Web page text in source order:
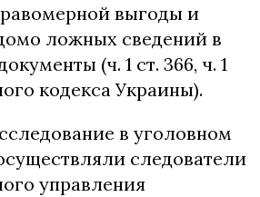
выгоды и
ложных сведений в
(ч. 1 ст. 366, ч. 1
кодекса Украины).
в уголовном
следователи
управления